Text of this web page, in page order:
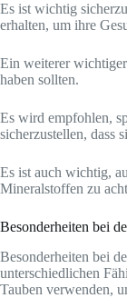
Es ist wichtig
erhalten, um ihre
Ein weiterer
haben sollten.
Es wird empfohlen,
sicherzustellen, dass
Es ist auch wichtig,
Mineralstoffen zu
Besonderheiten bei
Besonderheiten bei
unterschiedlichen
Tauben verwenden,